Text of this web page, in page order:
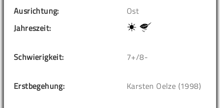
Ausrichtung:
Ost
Jahreszeit:
Schwierigkeit: 7+/8-
Erstbegehung: Karsten Oelze (1998)